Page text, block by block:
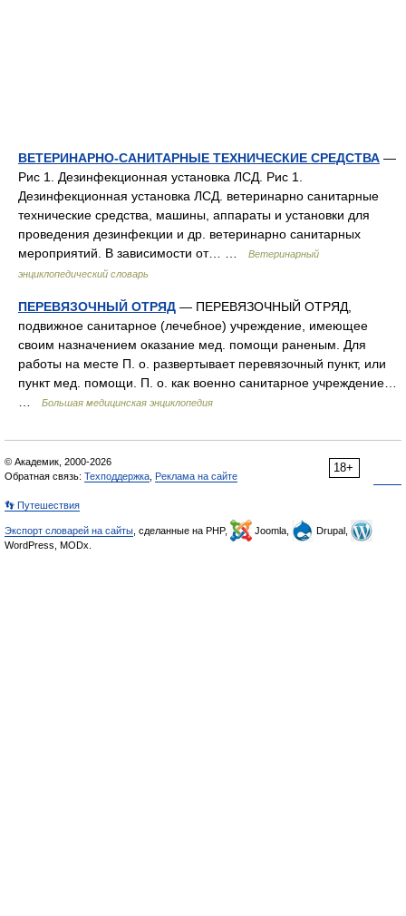
ВЕТЕРИНАРНО-САНИТАРНЫЕ ТЕХНИЧЕСКИЕ СРЕДСТВА —
Рис 1. Дезинфекционная установка ЛСД. Рис 1.
Дезинфекционная установка ЛСД. ветеринарно санитарные
технические средства, машины, аппараты и установки для
проведения дезинфекции и др. ветеринарно санитарных
мероприятий. В зависимости от… …
Ветеринарный
энциклопедический словарь
ПЕРЕВЯЗОЧНЫЙ ОТРЯД — ПЕРЕВЯЗОЧНЫЙ ОТРЯД,
подвижное санитарное (лечебное) учреждение, имеющее
своим назначением оказание мед. помощи раненым. Для
работы на месте П. о. развертывает перевязочный пункт, или
пункт мед. помощи. П. о. как военно санитарное учреждение…
Большая медицинская энциклопедия
18+
© Академик, 2000-2026
Обратная связь: Техподдержка Реклама на сайте
👣 Путешествия
Экспорт словарей на сайты , сделанные на PHP, Joomla,
Drupal,
WordPress, MODx.